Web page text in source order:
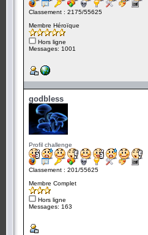
Classement : 2175/55625
Membre Héroïque
Hors ligne
Messages: 1001
godbless
Profil challenge
Classement : 201/55625
Membre Complet
Hors ligne
Messages: 163